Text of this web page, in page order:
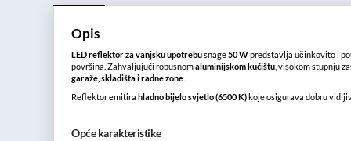
Opis
LED reflektor za vanjsku upotrebusnage50 Wpredstavlja učinkovito i
površina. Zahvaljujući robusnomaluminijskom kućištu , visokom stupnju
garaže, skladišta i radne zone
Reflektor emitirahladno bijelo svjetlo (6500 K)koje osigurava dobru
Opće karakteristike